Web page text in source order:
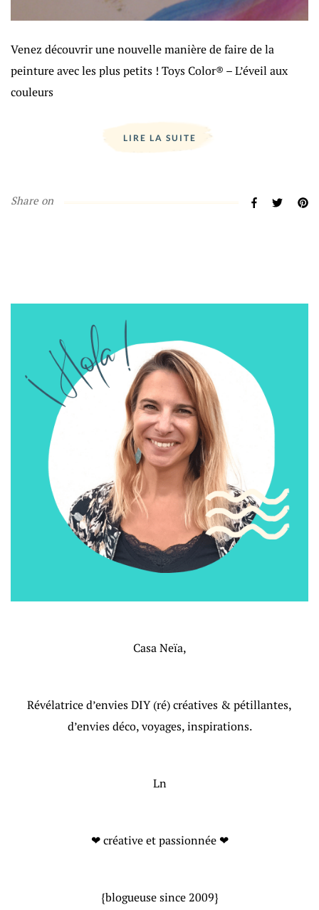
Venez découvrir une nouvelle manière de faire de la
peinture avec les plus petits ! Toys Color® – L’éveil aux
couleurs
LIRE LA SUITE
Share on
Casa Neïa,
Révélatrice d’envies DIY (ré) créatives & pétillantes,
d’envies déco, voyages, inspirations.
Ln
❤ créative et passionnée ❤
{blogueuse since 2009}